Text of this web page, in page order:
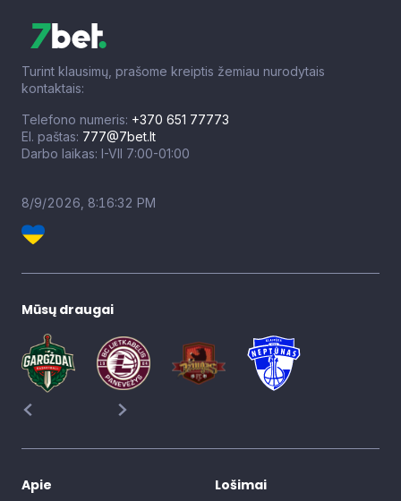
Turint klausimų, prašome kreiptis žemiau nurodytais
kontaktais:
Telefono numeris: +370 651 77773
El. paštas: 777@7bet.lt
Darbo laikas: I-VII 7:00-01:00
8/9/2026, 8:16:34 PM
Mūsų draugai
Apie Lošimai